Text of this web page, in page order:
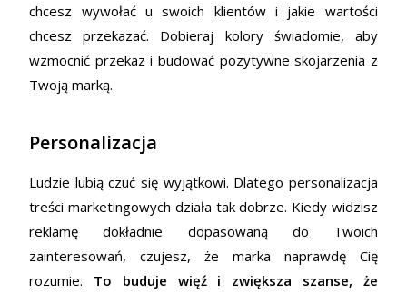
chcesz wywołać u swoich klientów i jakie wartości
chcesz przekazać. Dobieraj kolory świadomie, aby
wzmocnić przekaz i budować pozytywne skojarzenia z
Twoją marką.
Personalizacja
Ludzie lubią czuć się wyjątkowi. Dlatego personalizacja
treści marketingowych działa tak dobrze. Kiedy widzisz
reklamę dokładnie dopasowaną do Twoich
zainteresowań, czujesz, że marka naprawdę Cię
rozumie. To buduje więź i zwiększa szanse, że